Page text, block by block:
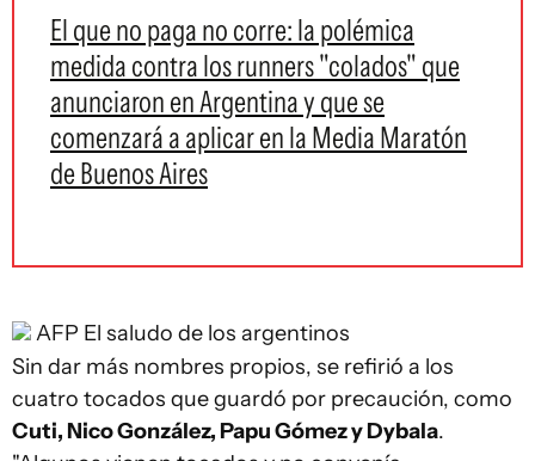
El que no paga no corre: la polémica
medida contra los runners "colados" que
anunciaron en Argentina y que se
comenzará a aplicar en la Media Maratón
de Buenos Aires
AFP El saludo de los argentinos
Sin dar más nombres propios, se refirió a los
cuatro tocados que guardó por precaución, como
Cuti, Nico González, Papu Gómez y Dybala.